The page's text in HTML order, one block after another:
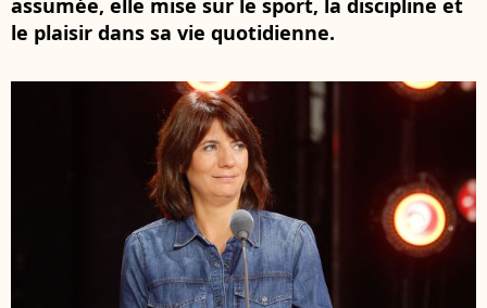
assumée, elle mise sur le sport, la discipline et
le plaisir dans sa vie quotidienne.